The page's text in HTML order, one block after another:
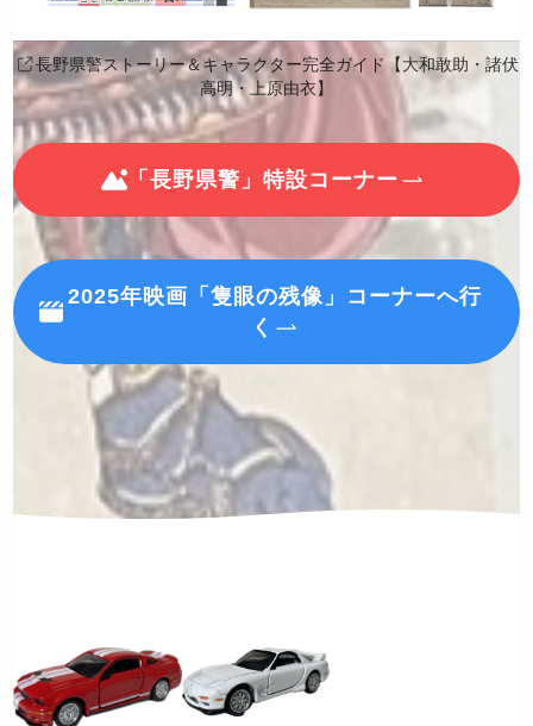
長野県警ストーリー＆キャラクター完全ガイド【大和敢助・諸伏
高明・上原由衣】
「長野県警」特設コーナー
2025年映画「隻眼の残像」コーナーへ行
く